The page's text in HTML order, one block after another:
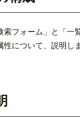
索フォーム」と「一
性について、説明し